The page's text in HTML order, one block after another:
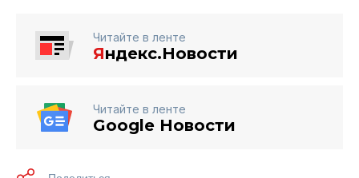
Читайте в ленте
Яндекс.Новости
Читайте в ленте
Google Новости